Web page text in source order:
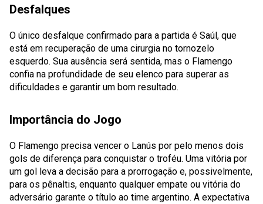
Desfalques
O único desfalque confirmado para a partida é Saúl, que
está em recuperação de uma cirurgia no tornozelo
esquerdo. Sua ausência será sentida, mas o Flamengo
confia na profundidade de seu elenco para superar as
dificuldades e garantir um bom resultado.
Importância do Jogo
O Flamengo precisa vencer o Lanús por pelo menos dois
gols de diferença para conquistar o troféu. Uma vitória por
um gol leva a decisão para a prorrogação e, possivelmente,
para os pênaltis, enquanto qualquer empate ou vitória do
adversário garante o título ao time argentino. A expectativa